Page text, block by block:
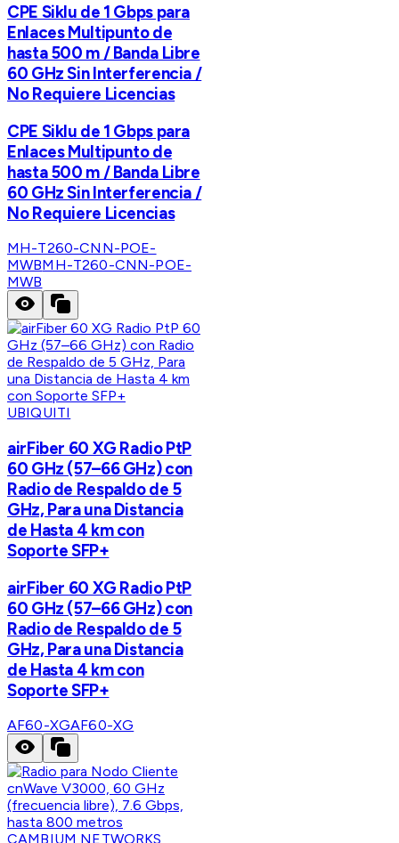
CPE Siklu de 1 Gbps para
Enlaces Multipunto de
hasta 500 m / Banda Libre
60 GHz Sin Interferencia /
No Requiere Licencias
CPE Siklu de 1 Gbps para
Enlaces Multipunto de
hasta 500 m / Banda Libre
60 GHz Sin Interferencia /
No Requiere Licencias
MH-T260-CNN-POE-
MWBMH-T260-CNN-POE-
MWB
UBIQUITI
airFiber 60 XG Radio PtP
60 GHz (57–66 GHz) con
Radio de Respaldo de 5
GHz, Para una Distancia
de Hasta 4 km con
Soporte SFP+
airFiber 60 XG Radio PtP
60 GHz (57–66 GHz) con
Radio de Respaldo de 5
GHz, Para una Distancia
de Hasta 4 km con
Soporte SFP+
AF60-XGAF60-XG
CAMBIUM NETWORKS